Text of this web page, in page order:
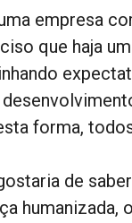
empresa
que haja
forma,
de
humanizada,